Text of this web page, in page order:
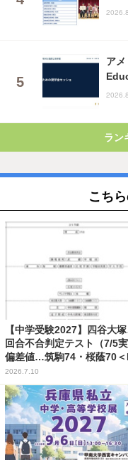
ア
ラン
こち
【中学受験2027】四谷大
回合不合判定テスト（7/5実
偏差値…筑駒74・桜蔭70＜
2026.7.10